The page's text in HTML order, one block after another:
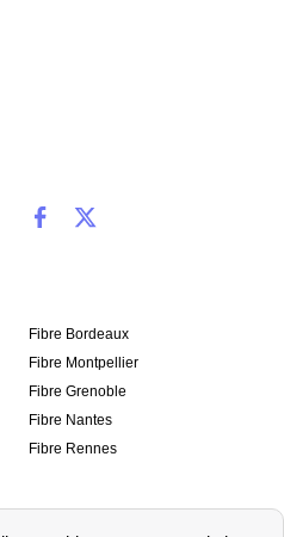
Fibre Bordeaux
Fibre Montpellier
Fibre Grenoble
Fibre Nantes
Fibre Rennes